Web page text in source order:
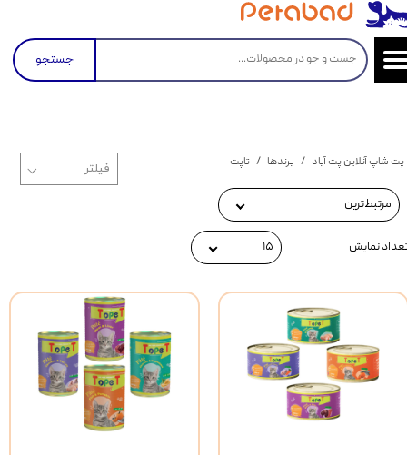
جستجو
پت شاپ آنلاین پت آباد برندها تاپت
مرتبط‌ترین
نمایش ۱۵